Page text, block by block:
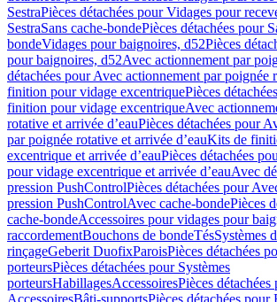
SestraPièces détachées pour Vidages pour
SestraSans cache-bondePièces détachées pour
bondeVidages pour baignoires, d52Pièces
pour baignoires, d52Avec actionnement par
détachées pour Avec actionnement par poignée
finition pour vidage excentriquePièces
finition pour vidage excentriqueAvec
rotative et arrivée d’eauPièces détachées pour
par poignée rotative et arrivée d’eauKits de
excentrique et arrivée d’eauPièces détachées
pour vidage excentrique et arrivée d’eauAvec
pression PushControlPièces détachées pour
pression PushControlAvec cache-bondePièces
cache-bondeAccessoires pour vidages pour
raccordementBouchons de bondeTésSystèmes
rinçageGeberit DuofixParoisPièces détachées
porteursPièces détachées pour Systèmes
porteursHabillagesAccessoiresPièces détachées
AccessoiresBâti-supportsPièces détachées pour